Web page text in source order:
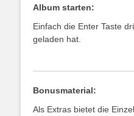
Album starten:
Einfach die Enter Taste
geladen hat.
Bonusmaterial:
Als Extras bietet die